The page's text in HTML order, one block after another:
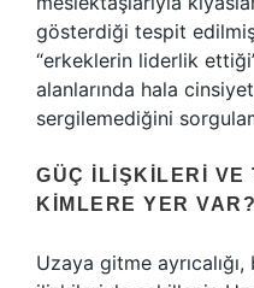
gösterdiği tespit
“erkeklerin liderlik
alanlarında hala
sergilemediğini
GÜÇ İLIŞKILERI VE
KIMLERE YER VAR?
Uzaya gitme